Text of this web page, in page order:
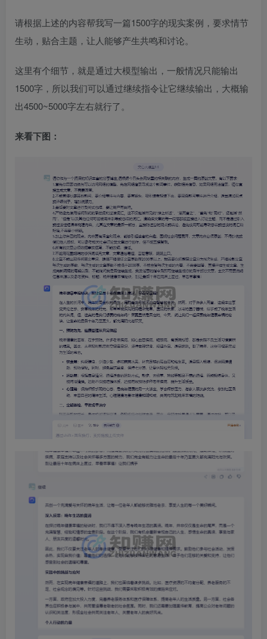
请根据上述的内容帮我写一篇1500字的现实案例，要求情节
生动，贴合主题，让人能够产生共鸣和讨论。​
这里有个细节，就是通过大模型输出，一般情况只能输出
1500字，所以我们可以通过继续指令让它继续输出，大概输
出4500~5000字左右就行了。​
来看下图：